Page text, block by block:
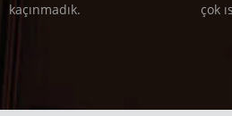
kaçınmadık.
çok